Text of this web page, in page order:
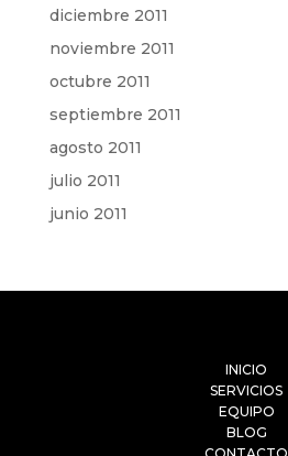
diciembre 2011
noviembre 2011
octubre 2011
septiembre 2011
agosto 2011
julio 2011
junio 2011
INICIO
SERVICIOS
EQUIPO
BLOG